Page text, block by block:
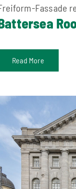
Fassade
Read More